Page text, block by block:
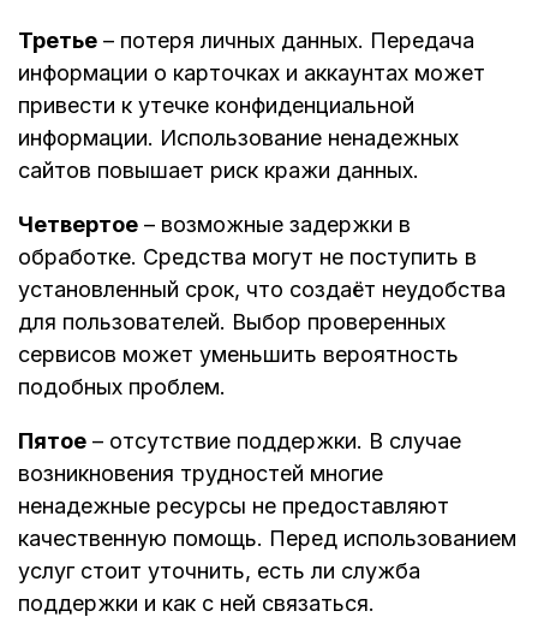
Третье – потеря личных данных. Передача
информации о карточках и аккаунтах может
привести к утечке конфиденциальной
информации. Использование ненадежных
сайтов повышает риск кражи данных.
Четвертое – возможные задержки в
обработке. Средства могут не поступить в
установленный срок, что создаёт неудобства
для пользователей. Выбор проверенных
сервисов может уменьшить вероятность
подобных проблем.
Пятое – отсутствие поддержки. В случае
возникновения трудностей многие
ненадежные ресурсы не предоставляют
качественную помощь. Перед использованием
услуг стоит уточнить, есть ли служба
поддержки и как с ней связаться.